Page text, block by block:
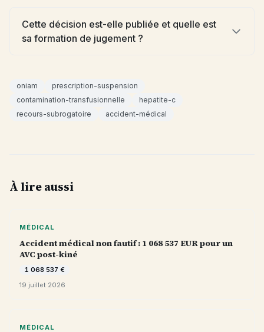
Cette décision est-elle publiée et quelle est
sa formation de jugement ?
oniam
prescription-suspension
contamination-transfusionnelle
hepatite-c
recours-subrogatoire
accident-médical
À lire aussi
MÉDICAL
Accident médical non fautif : 1 068 537 EUR pour un
AVC post-kiné
1 068 537 €
19 juillet 2026
MÉDICAL